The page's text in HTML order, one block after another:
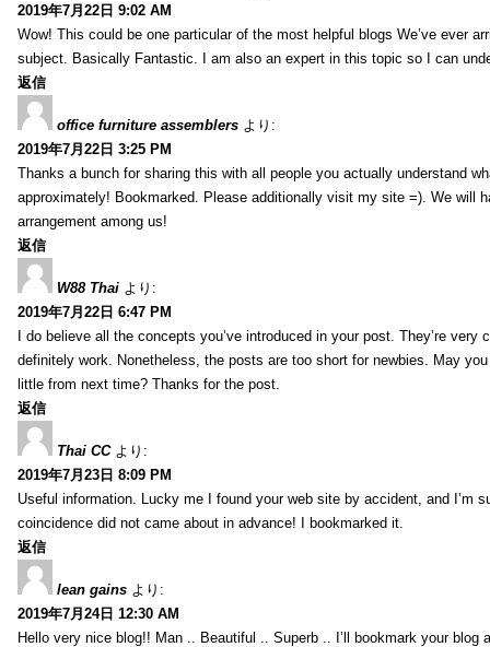
2019年7月22日 9:02 AM
Wow! This could be one particular of the most helpful blogs We’ve ever
subject. Basically Fantastic. I am also an expert in this topic so I can
返信
office furniture assemblers より:
2019年7月22日 3:25 PM
Thanks a bunch for sharing this with all people you actually understand
approximately! Bookmarked. Please additionally visit my site =). We will
arrangement among us!
返信
W88 Thai より:
2019年7月22日 6:47 PM
I do believe all the concepts you’ve introduced in your post. They’re very
definitely work. Nonetheless, the posts are too short for newbies. May
little from next time? Thanks for the post.
返信
Thai CC より:
2019年7月23日 8:09 PM
Useful information. Lucky me I found your web site by accident, and I’m
coincidence did not came about in advance! I bookmarked it.
返信
lean gains より:
2019年7月24日 12:30 AM
Hello very nice blog!! Man .. Beautiful .. Superb .. I’ll bookmark your blog